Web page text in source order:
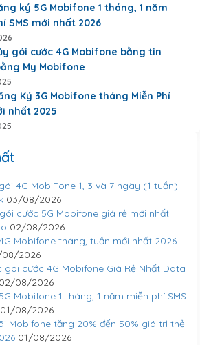
ký 5G Mobifone 1 tháng, 1 năm
SMS mới nhất 2026
gói cước 4G Mobifone bằng tin
My Mobifone
Ký 3G Mobifone tháng Miễn Phí
nhất 2025
4G MobiFone 1, 3 và 7 ngày (1 tuần)
03/08/2026
cước 5G Mobifone giá rẻ mới nhất
02/08/2026
Mobifone tháng, tuần mới nhất 2026
2026
gói cước 4G Mobifone Giá Rẻ Nhất Data
02/08/2026
Mobifone 1 tháng, 1 năm miễn phí SMS
01/08/2026
Mobifone tặng 20% đến 50% giá trị thẻ
01/08/2026